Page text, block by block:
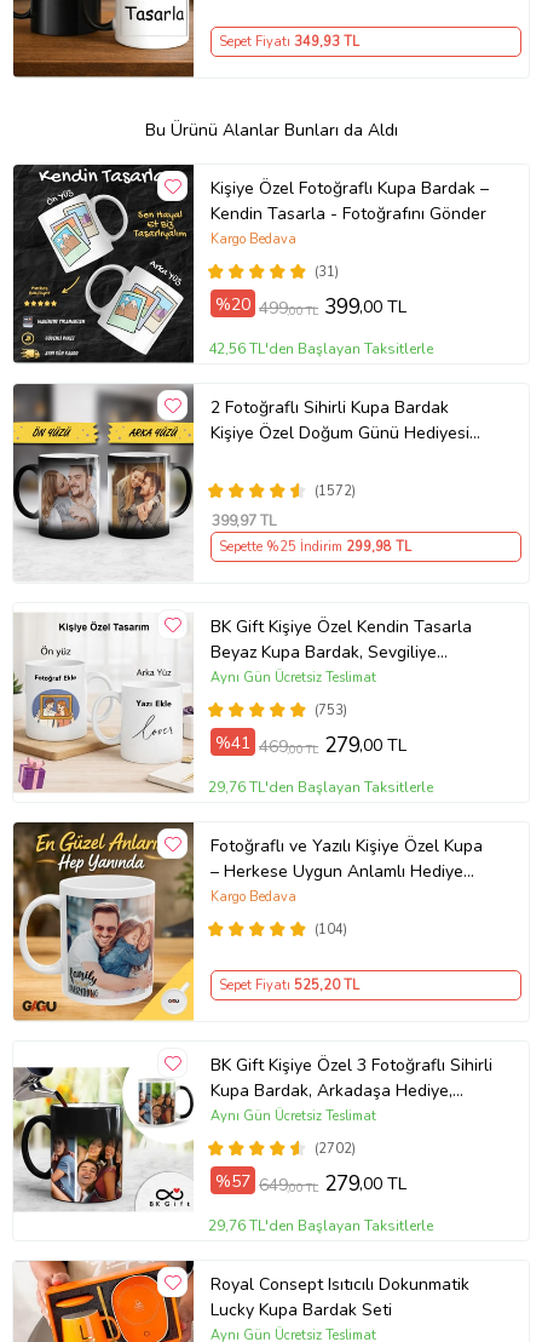
Sepet Fiyatı 349,93 TL
Bu Ürünü Alanlar Bunları da Aldı
Kişiye Özel Fotoğraflı Kupa Bardak –
Kendin Tasarla - Fotoğrafını Gönder
(31)
Kargo Bedava
%20 499,00 TL 399,00 TL
42,56 TL'den Başlayan Taksitlerle
2 Fotoğraflı Sihirli Kupa Bardak
Kişiye Özel Doğum Günü Hediyesi
Ablaya Abiye Kız Erkek Kardeşe
Arkadaşa Resimli Günü Yıl Dönümü
Hediyesi
(1572)
399,97 TL
Sepette %25 İndirim 299,98 TL
BK Gift Kişiye Özel Kendin Tasarla
Beyaz Kupa Bardak, Sevgiliye
Hediye, Arkadaşa Hediye, Doğum
Günü Hediyesi(753)
Aynı Gün Ücretsiz Teslimat
%41 469,00 TL 279,00 TL
29,76 TL'den Başlayan Taksitlerle
Fotoğraflı ve Yazılı Kişiye Özel Kupa
– Herkese Uygun Anlamlı Hediye
Porselen Baskılı Kupa (Beyaz)
(104)
Kargo Bedava
Sepet Fiyatı 525,20 TL
BK Gift Kişiye Özel 3 Fotoğraflı Sihirli
Kupa Bardak, Arkadaşa Hediye,
Sevgiliye Hediye
(2702)
Aynı Gün Ücretsiz Teslimat
%57 649,00 TL 279,00 TL
29,76 TL'den Başlayan Taksitlerle
Royal Consept Isıtıcılı Dokunmatik
Lucky Kupa Bardak Seti
Aynı Gün Ücretsiz Teslimat